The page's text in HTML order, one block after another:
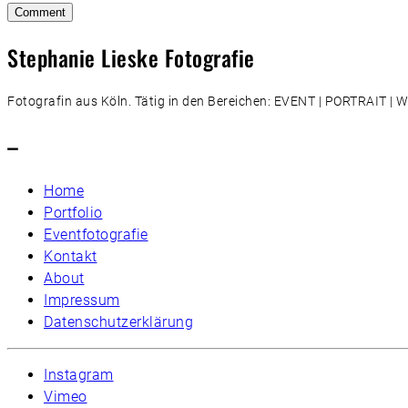
Stephanie Lieske Fotografie
Fotografin aus Köln. Tätig in den Bereichen: EVENT | PORTRAIT |
–
Home
Portfolio
Eventfotografie
Kontakt
About
Impressum
Datenschutzerklärung
Instagram
Vimeo